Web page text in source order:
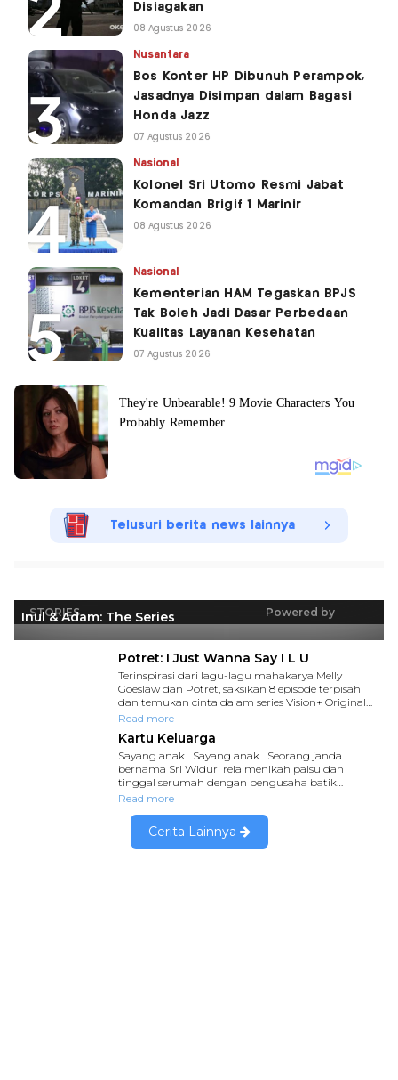
Disiagakan
08 Agustus 2026
Nusantara
Bos Konter HP Dibunuh Perampok,
Jasadnya Disimpan dalam Bagasi
Honda Jazz
07 Agustus 2026
Nasional
Kolonel Sri Utomo Resmi Jabat
Komandan Brigif 1 Marinir
08 Agustus 2026
Nasional
Kementerian HAM Tegaskan BPJS
Tak Boleh Jadi Dasar Perbedaan
Kualitas Layanan Kesehatan
07 Agustus 2026
Telusuri berita news lainnya